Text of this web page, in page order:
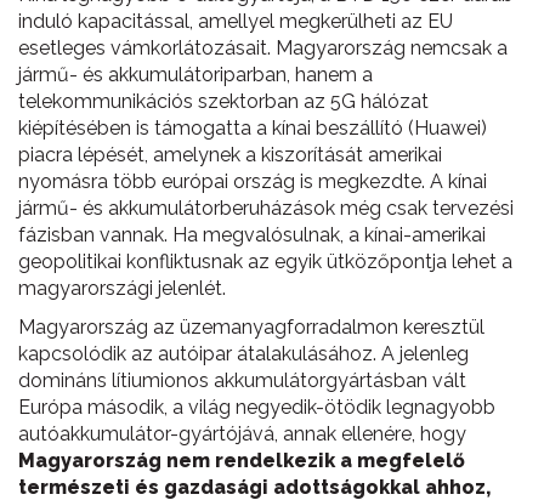
induló kapacitással, amellyel megkerülheti az EU
esetleges vámkorlátozásait. Magyarország nemcsak a
jármű- és akkumulátoriparban, hanem a
telekommunikációs szektorban az 5G hálózat
kiépítésében is támogatta a kínai beszállító (Huawei)
piacra lépését, amelynek a kiszorítását amerikai
nyomásra több európai ország is megkezdte. A kínai
jármű- és akkumulátorberuházások még csak tervezési
fázisban vannak. Ha megvalósulnak, a kínai-amerikai
geopolitikai konfliktusnak az egyik ütközőpontja lehet a
magyarországi jelenlét.
Magyarország az üzemanyagforradalmon keresztül
kapcsolódik az autóipar átalakulásához. A jelenleg
domináns lítiumionos akkumulátorgyártásban vált
Európa második, a világ negyedik-ötödik legnagyobb
autóakkumulátor-gyártójává, annak ellenére, hogy
Magyarország nem rendelkezik a megfelelő
természeti és gazdasági adottságokkal ahhoz,